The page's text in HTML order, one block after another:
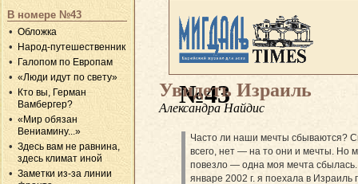
В номере №43
Обложка
Народ-путешественник
Галопом по Европам
«Люди идут по свету»
Кто вы, Герман
Вамбергер?
«Мир обязан
Вениамину...»
Здесь вам не равнина,
здесь климат иной
Заметки из-за линии
№43
Увидеть Израиль
Александра Найдис
Часто ли наши мечты сбываются?
всего, нет — на то они и мечты. Но
повезло — одна моя мечта
январе 2002 г. я поехала в Израиль